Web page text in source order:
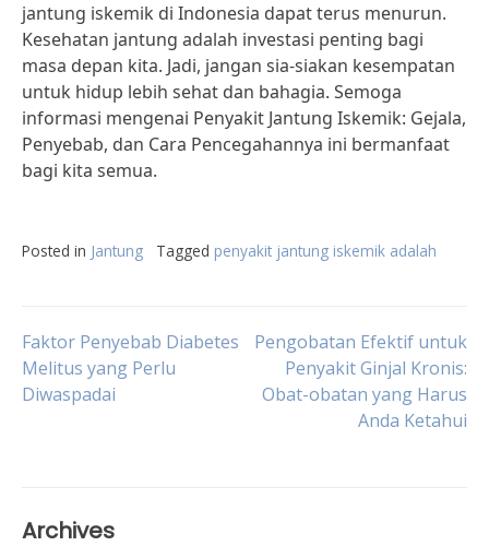
jantung iskemik di Indonesia dapat terus menurun.
Kesehatan jantung adalah investasi penting bagi
masa depan kita. Jadi, jangan sia-siakan kesempatan
untuk hidup lebih sehat dan bahagia. Semoga
informasi mengenai Penyakit Jantung Iskemik: Gejala,
Penyebab, dan Cara Pencegahannya ini bermanfaat
bagi kita semua.
Posted in Jantung Tagged penyakit jantung iskemik adalah
Post
navigation
Faktor Penyebab Diabetes
Melitus yang Perlu
Diwaspadai
Pengobatan Efektif untuk
Penyakit Ginjal Kronis:
Obat-obatan yang Harus
Anda Ketahui
Archives